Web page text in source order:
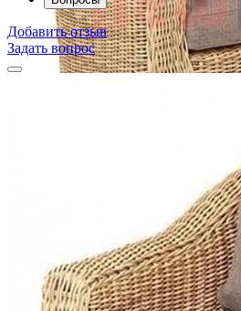
Добавить отзыв
Задать вопрос